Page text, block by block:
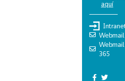
aquí
Webmail
Webmail
365